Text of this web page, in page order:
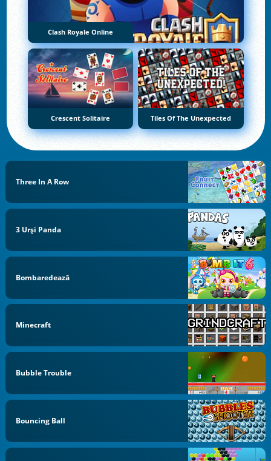
Clash Royale Online
Crescent Solitaire Tiles Of The Unexpected
Three In A Row
3 Urși Panda
Bombaredează
Minecraft
Bubble Trouble
Bouncing Ball